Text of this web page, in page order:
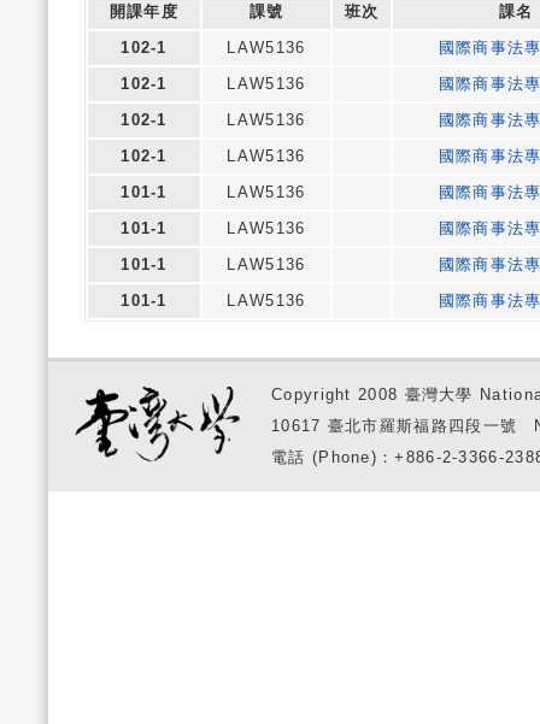
開課年度 課號 班次
課名
102-1
LAW5136
國際商事法
102-1
LAW5136
國際商事法
102-1
LAW5136
國際商事法
102-1
LAW5136
國際商事法
101-1
LAW5136
國際商事法
101-1
LAW5136
國際商事法
101-1
LAW5136
國際商事法
101-1
LAW5136 國際商事法
Copyright 2008 臺灣大學
10617 臺北市羅斯福路四段一
電話 (Phone)：+886-2-3366-